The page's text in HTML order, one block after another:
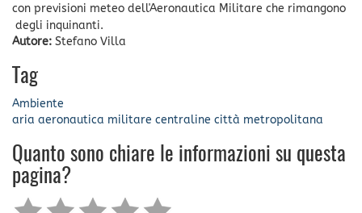
con previsioni meteo dell'Aeronautica Militare che rimangono
degli inquinanti.
Autore: Stefano Villa
Tag
Ambiente
aria aeronautica militare centraline città metropolitana
Quanto sono chiare le informazioni su questa
pagina?